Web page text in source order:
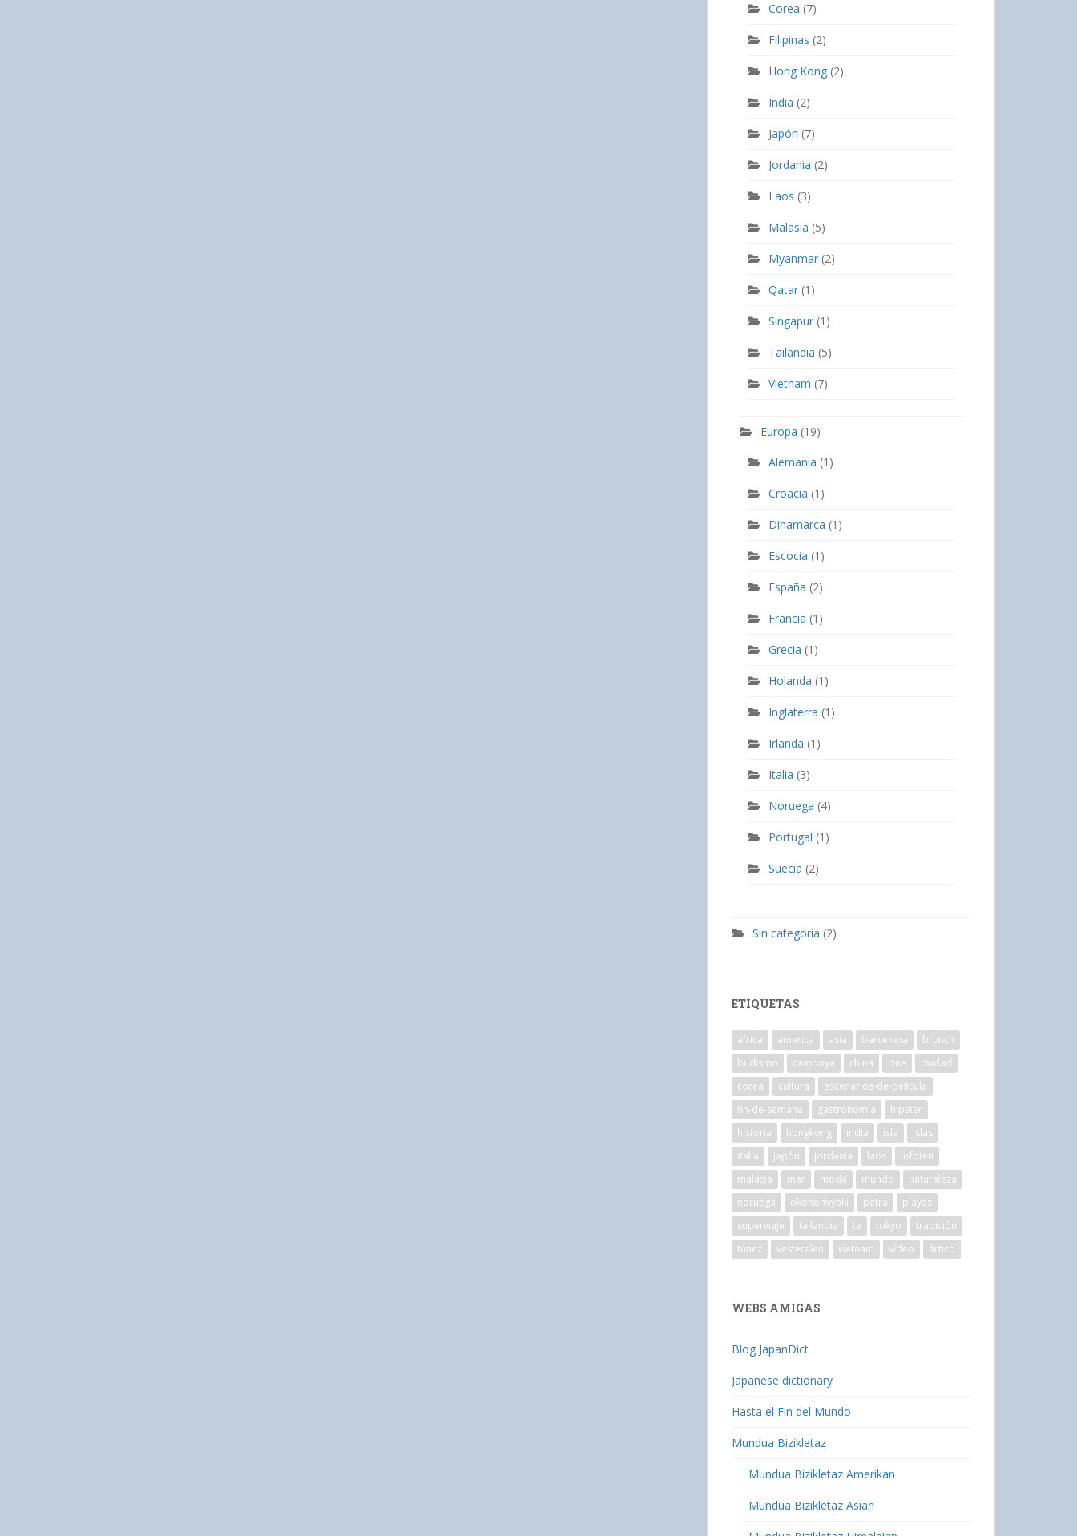
Corea (7)
Filipinas (2)
Hong Kong (2)
India (2)
Japón (7)
Jordania (2)
Laos (3)
Malasia (5)
Myanmar (2)
Qatar (1)
Singapur (1)
Tailandia (5)
Vietnam (7)
Europa (19)
Alemania (1)
Croacia (1)
Dinamarca (1)
Escocia (1)
España (2)
Francia (1)
Grecia (1)
Holanda (1)
Inglaterra (1)
Irlanda (1)
Italia (3)
Noruega (4)
Portugal (1)
Suecia (2)
Sin categoría (2)
ETIQUETAS
africa america asia barcelona
brunch
budismo
camboya china cine
ciudad
corea
cultura
escenarios-de-película
fin-de-semana
gastronomía
hipster
historia
hongkong india isla
islas
italia
japón jordania laos
lofoten
malasia
mar moda mundo
naturaleza
noruega
okonomiyaki petra
playas
superviaje
tailandia te tokyo
tradición
túnez
vesteralen vietnam vídeo ártico
WEBS AMIGAS
Blog JapanDict
Japanese dictionary
Hasta el Fin del Mundo
Mundua Bizikletaz
Mundua Bizikletaz Amerikan
Mundua Bizikletaz Asian